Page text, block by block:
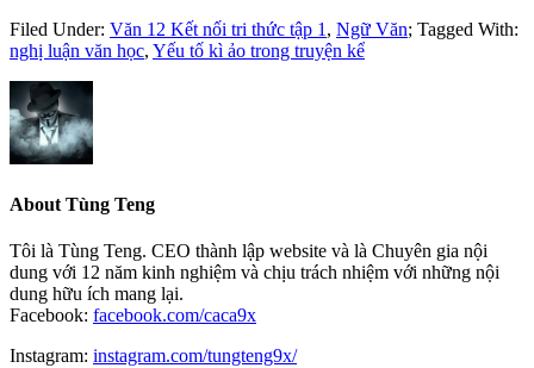
Filed Under: Văn 12 Kết nối tri thức tập 1 , Ngữ Văn; Tagged With:
nghị luận văn học, Yếu tố kì ảo trong truyện kể
About Tùng Teng
Tôi là Tùng Teng. CEO thành lập website và là Chuyên gia nội
dung với 12 năm kinh nghiệm và chịu trách nhiệm với những nội
dung hữu ích mang lại.
Facebook: facebook.com/caca9x
Instagram: instagram.com/tungteng9x/